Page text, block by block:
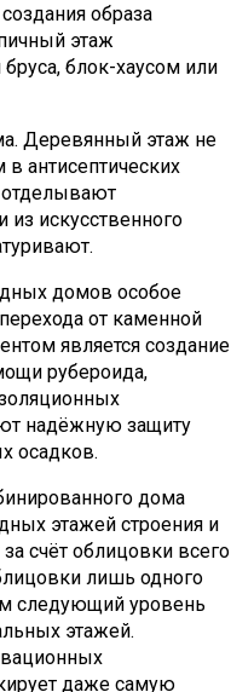
образа
этаж
блок-хаусом или
Деревянный этаж не
антисептических
искусственного
домов особое
от каменной
является создание
рубероида,
надёжную защиту
осадков.
дома
этажей строения и
счёт облицовки всего
лишь одного
следующий уровень
этажей.
даже самую